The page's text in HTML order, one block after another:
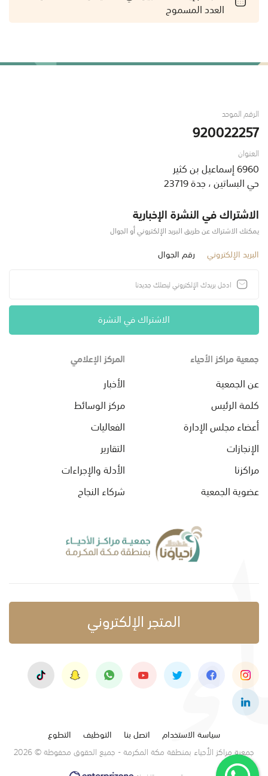
العدد المسموح
الرقم الموحد
920022257
العنوان
6960 إسماعيل بن كثير
حي البساتين ، جدة 23719
الاشتراك في النشرة الإخبارية
يمكنك الاشتراك عن طريق البريد الإلكتروني أو الجوال
البريد الإلكتروني رقم الجوال
الاشتراك في النشرة
جمعية مراكز الأحياء
عن الجمعية
كلمة الرئيس
أعضاء مجلس الإدارة
الإنجازات
مراكزنا
عضوية الجمعية
المركز الإعلامي
الأخبار
مركز الوسائط
الفعاليات
التقارير
الأدلة والإجراءات
شركاء النجاح
المتجر الإلكتروني
سياسة الاستخدام اتصل بنا التوظيف
التطوع
جمعية مراكز الأحياء بمنطقة مكة المكرمة - جميع الحقوق محفوظة © 2026